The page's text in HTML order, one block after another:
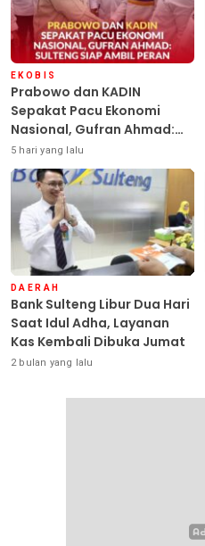
EKOBIS
Prabowo dan KADIN
Sepakat Pacu Ekonomi
Nasional, Gufran Ahmad:
Sulteng Siap Ambil Peran
5 hari yang lalu
DAERAH
Bank Sulteng Libur Dua Hari
Saat Idul Adha, Layanan
Kas Kembali Dibuka Jumat
2 bulan yang lalu